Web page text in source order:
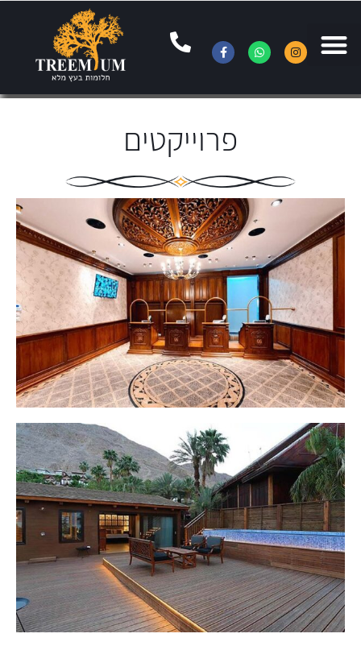
פרוייקטים
G&G European tailored בירושלים
מלון אורכידאה אילת - ריהוט וילות וספא